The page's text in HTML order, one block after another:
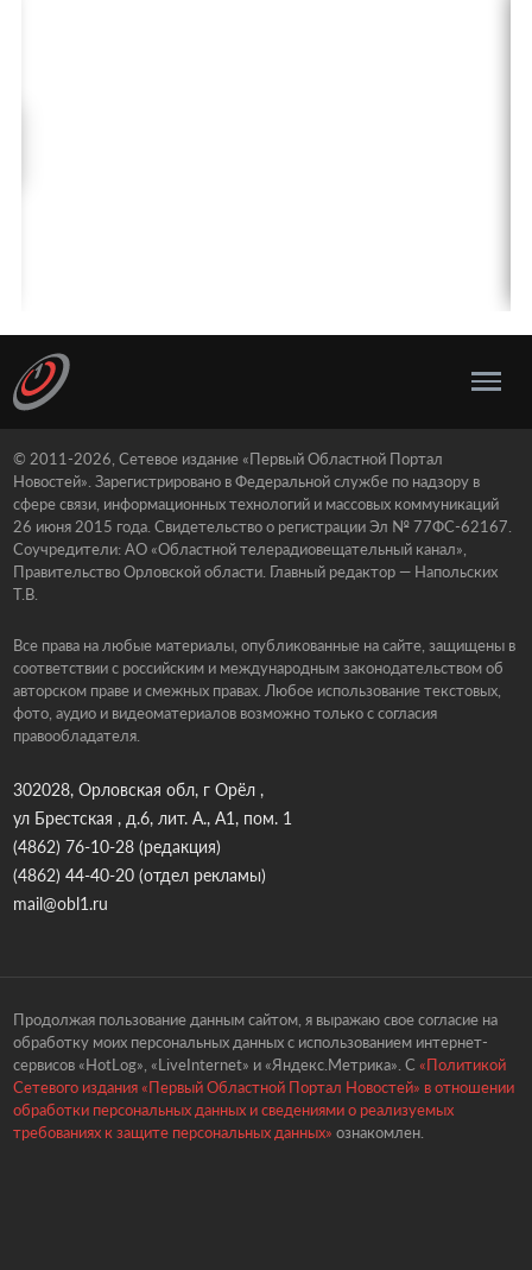
© 2011-2026, Сетевое издание «Первый Областной Портал
Новостей». Зарегистрировано в Федеральной службе по надзору в
сфере связи, информационных технологий и массовых коммуникаций
26 июня 2015 года. Свидетельство о регистрации Эл № 77ФС-62167.
Соучредители: АО «Областной телерадиовещательный канал»,
Правительство Орловской области. Главный редактор — Напольских
Т.В.
Все права на любые материалы, опубликованные на сайте, защищены в
соответствии с российским и международным законодательством об
авторском праве и смежных правах. Любое использование текстовых,
фото, аудио и видеоматериалов возможно только с согласия
правообладателя.
302028, Орловская обл, г Орёл ,
ул Брестская , д.6, лит. А., А1, пом. 1
(4862) 76-10-28(редакция)
(4862) 44-40-20(отдел рекламы)
mail@obl1.ru
Продолжая пользование данным сайтом, я выражаю свое согласие на
обработку моих персональных данных с использованием интернет-
сервисов «HotLog», «LiveInternet» и «Яндекс.Метрика». С «Политикой
Сетевого издания «Первый Областной Портал Новостей» в отношении
обработки персональных данных и сведениями о реализуемых
требованиях к защите персональных данных» ознакомлен.